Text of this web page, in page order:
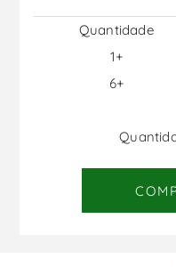
Quantidade
1+
6+